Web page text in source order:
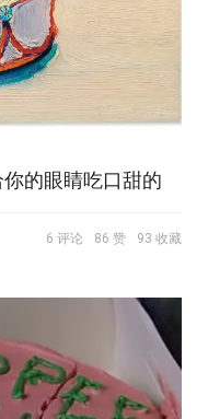
的眼睛吃口甜的
6 评论 86 赞 93 收藏